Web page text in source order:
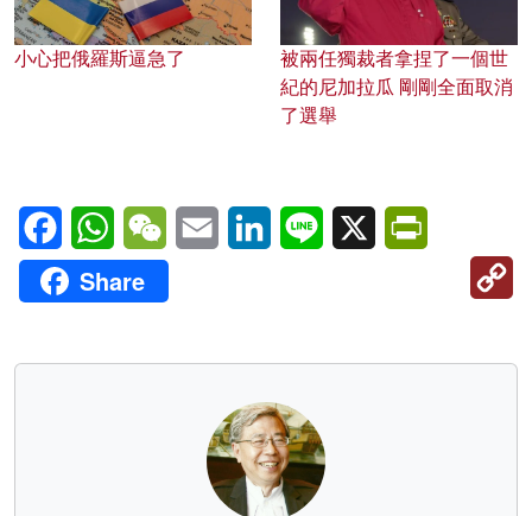
小心把俄羅斯逼急了
被兩任獨裁者拿捏了一個世
紀的尼加拉瓜 剛剛全面取消
了選舉
FacebookWhatsAppWeChatEmail LinkedInLine X
Share